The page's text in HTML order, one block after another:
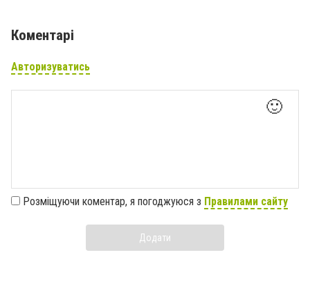
Коментарі
Авторизуватись
🙂
Розміщуючи коментар, я погоджуюся з Правилами сайту
Додати